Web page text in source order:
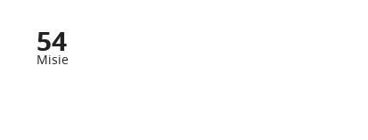
54
Misie